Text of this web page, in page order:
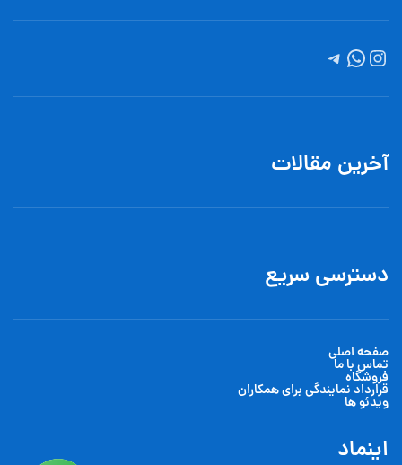
آخرین مقالات
دسترسی سریع
صفحه اصلی
تماس با ما
فروشگاه
قرارداد نمایندگی برای همکاران
ویدئو ها
اینماد